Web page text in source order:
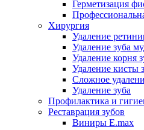
Герметизация
Хирургия
Удаление
Удаление зуба
Удаление корня
Удаление кисты
Сложное
Удаление зуба
Профилактика и
Реставрация зубов
Виниры E.max